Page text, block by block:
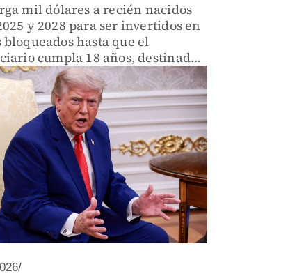
mil dólares a recién nacidos
y 2028 para ser invertidos en
bloqueados hasta que el
cumpla 18 años, destinados
vivienda o